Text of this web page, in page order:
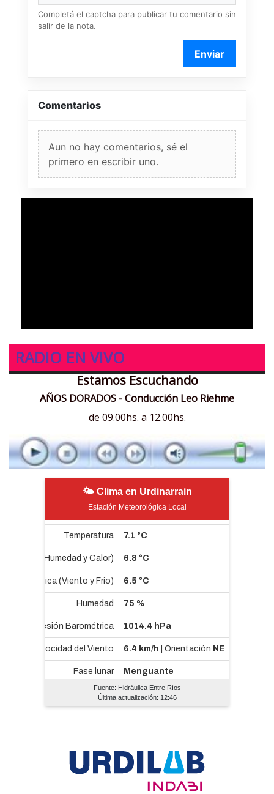
Completá el captcha para publicar tu comentario sin
salir de la nota.
Enviar
Comentarios
Aun no hay comentarios, sé el
primero en escribir uno.
RADIO EN VIVO
Estamos Escuchando
AÑOS DORADOS - Conducción Leo Riehme
de 09.00hs. a 12.00hs.
🌤 Clima en Urdinarrain
Estación Meteorológica Local
Fuente: Hidráulica Entre Ríos
Última actualización: 12:46